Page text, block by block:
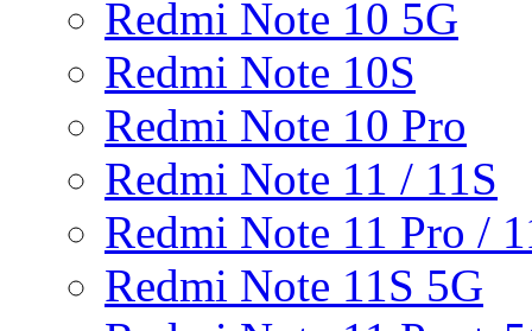
Redmi Note 10 5G
Redmi Note 10S
Redmi Note 10 Pro
Redmi Note 11 / 11S
Redmi Note 11 Pro /
Redmi Note 11S 5G